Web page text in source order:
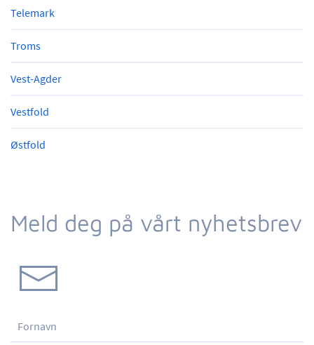
Telemark
Troms
Vest-Agder
Vestfold
Østfold
Meld deg på vårt nyhetsbrev